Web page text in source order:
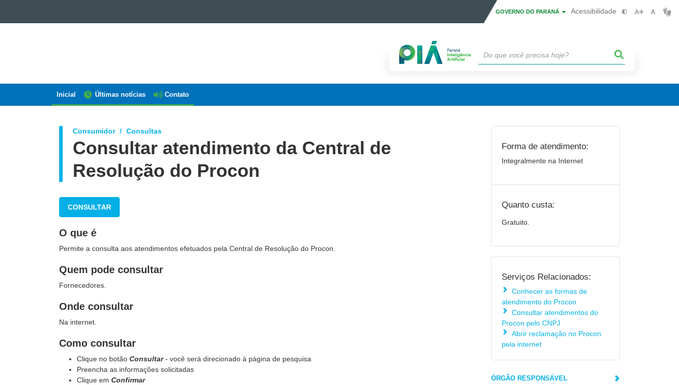
GOVERNO DO PARANÁ Acessibilidade
PARANÁ
Navegação
Inicial Últimas notícias Contato
Consumidor Consultas
Consultar atendimento da Central de
Resolução do Procon
CONSULTAR
O que é
Permite a consulta aos atendimentos efetuados pela Central de Resolução do Procon.
Quem pode consultar
Fornecedores.
Onde consultar
Na internet.
Como consultar
Clique no botão Consultar- você será direcionado à página de pesquisa
Preencha as informações solicitadas
Clique em Confirmar
Forma de atendimento:
Integralmente na Internet
Quanto custa:
Gratuito.
Serviços Relacionados:
Conhecer as formas de
atendimento do Procon
Consultar atendimentos do
Procon pelo CNPJ
Abrir reclamação no Procon
pela internet
ÓRGÃO RESPONSÁVEL